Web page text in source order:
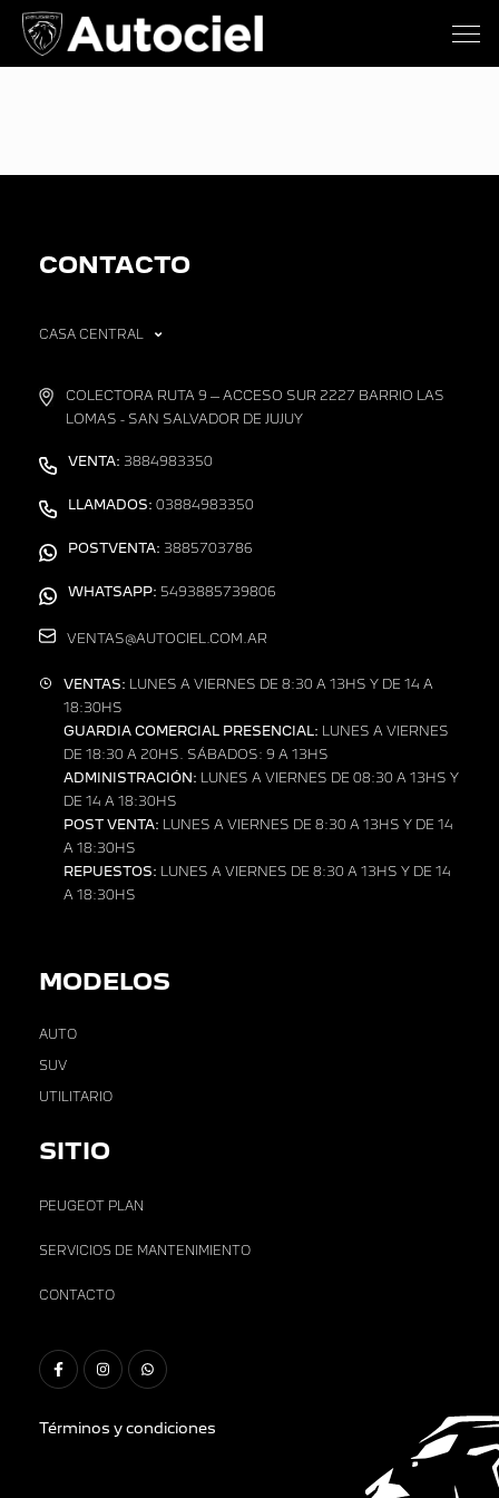
CONTACTO
CASA CENTRAL
COLECTORA RUTA 9 – ACCESO SUR 2227 BARRIO LAS
LOMAS - SAN SALVADOR DE JUJUY
VENTA: 3884983350
LLAMADOS: 03884983350
POSTVENTA: 3885703786
WHATSAPP: 5493885739806
VENTAS@AUTOCIEL.COM.AR
VENTAS: LUNES A VIERNES DE 8:30 A 13HS Y DE 14 A
18:30HS
GUARDIA COMERCIAL PRESENCIAL: LUNES A VIERNES
DE 18:30 A 20HS. SÁBADOS: 9 A 13HS
ADMINISTRACIÓN: LUNES A VIERNES DE 08:30 A 13HS Y
DE 14 A 18:30HS
POST VENTA: LUNES A VIERNES DE 8:30 A 13HS Y DE 14
A 18:30HS
REPUESTOS: LUNES A VIERNES DE 8:30 A 13HS Y DE 14
A 18:30HS
MODELOS
AUTO
SUV
UTILITARIO
SITIO
PEUGEOT PLAN
SERVICIOS DE MANTENIMIENTO
CONTACTO
Términos y condiciones